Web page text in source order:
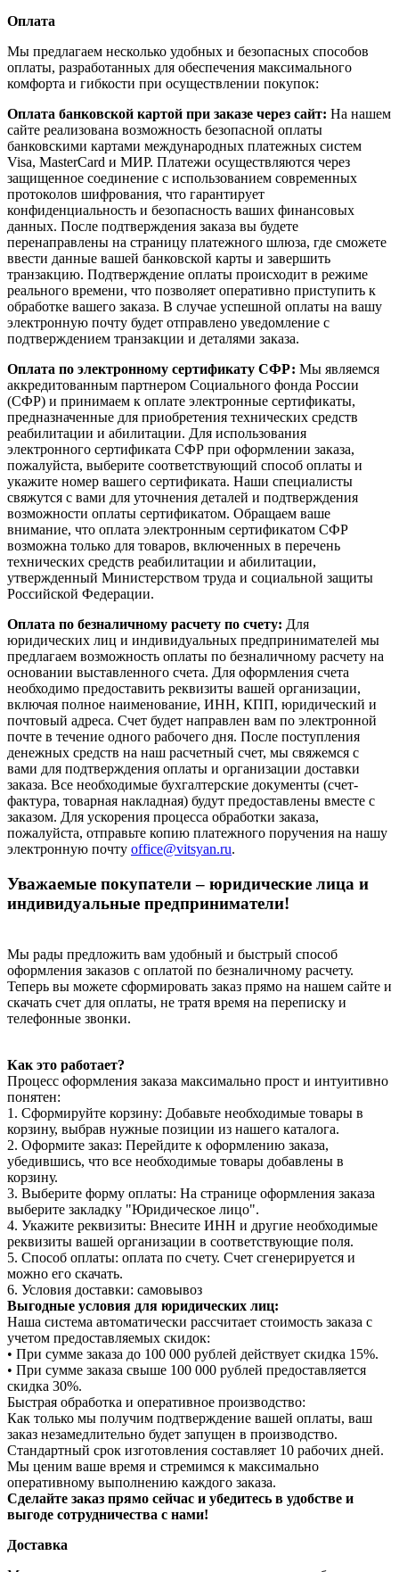
Оплата
Мы предлагаем несколько удобных и безопасных способов
оплаты, разработанных для обеспечения максимального
комфорта и гибкости при осуществлении покупок:
Оплата банковской картой при заказе через сайт: На нашем
сайте реализована возможность безопасной оплаты
банковскими картами международных платежных систем
Visa, MasterCard и МИР. Платежи осуществляются через
защищенное соединение с использованием современных
протоколов шифрования, что гарантирует
конфиденциальность и безопасность ваших финансовых
данных. После подтверждения заказа вы будете
перенаправлены на страницу платежного шлюза, где сможете
ввести данные вашей банковской карты и завершить
транзакцию. Подтверждение оплаты происходит в режиме
реального времени, что позволяет оперативно приступить к
обработке вашего заказа. В случае успешной оплаты на вашу
электронную почту будет отправлено уведомление с
подтверждением транзакции и деталями заказа.
Оплата по электронному сертификату СФР: Мы являемся
аккредитованным партнером Социального фонда России
(СФР) и принимаем к оплате электронные сертификаты,
предназначенные для приобретения технических средств
реабилитации и абилитации. Для использования
электронного сертификата СФР при оформлении заказа,
пожалуйста, выберите соответствующий способ оплаты и
укажите номер вашего сертификата. Наши специалисты
свяжутся с вами для уточнения деталей и подтверждения
возможности оплаты сертификатом. Обращаем ваше
внимание, что оплата электронным сертификатом СФР
возможна только для товаров, включенных в перечень
технических средств реабилитации и абилитации,
утвержденный Министерством труда и социальной защиты
Российской Федерации.
Оплата по безналичному расчету по счету: Для
юридических лиц и индивидуальных предпринимателей мы
предлагаем возможность оплаты по безналичному расчету на
основании выставленного счета. Для оформления счета
необходимо предоставить реквизиты вашей организации,
включая полное наименование, ИНН, КПП, юридический и
почтовый адреса. Счет будет направлен вам по электронной
почте в течение одного рабочего дня. После поступления
денежных средств на наш расчетный счет, мы свяжемся с
вами для подтверждения оплаты и организации доставки
заказа. Все необходимые бухгалтерские документы (счет-
фактура, товарная накладная) будут предоставлены вместе с
заказом. Для ускорения процесса обработки заказа,
пожалуйста, отправьте копию платежного поручения на нашу
электронную почту office@vitsyan.ru.
Уважаемые покупатели – юридические лица и
индивидуальные предприниматели!
Мы рады предложить вам удобный и быстрый способ
оформления заказов с оплатой по безналичному расчету.
Теперь вы можете сформировать заказ прямо на нашем сайте и
скачать счет для оплаты, не тратя время на переписку и
телефонные звонки.
Как это работает?
Процесс оформления заказа максимально прост и интуитивно
понятен:
1. Сформируйте корзину: Добавьте необходимые товары в
корзину, выбрав нужные позиции из нашего каталога.
2. Оформите заказ: Перейдите к оформлению заказа,
убедившись, что все необходимые товары добавлены в
корзину.
3. Выберите форму оплаты: На странице оформления заказа
выберите закладку "Юридическое лицо".
4. Укажите реквизиты: Внесите ИНН и другие необходимые
реквизиты вашей организации в соответствующие поля.
5. Способ оплаты: оплата по счету. Счет сгенерируется и
можно его скачать.
6. Условия доставки: самовывоз
Выгодные условия для юридических лиц:
Наша система автоматически рассчитает стоимость заказа с
учетом предоставляемых скидок:
• При сумме заказа до 100 000 рублей действует скидка 15%.
• При сумме заказа свыше 100 000 рублей предоставляется
скидка 30%.
Быстрая обработка и оперативное производство:
Как только мы получим подтверждение вашей оплаты, ваш
заказ незамедлительно будет запущен в производство.
Стандартный срок изготовления составляет 10 рабочих дней.
Мы ценим ваше время и стремимся к максимально
оперативному выполнению каждого заказа.
Сделайте заказ прямо сейчас и убедитесь в удобстве и
выгоде сотрудничества с нами!
Доставка